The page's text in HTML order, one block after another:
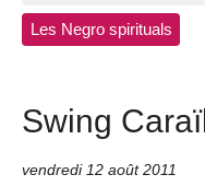
Les Negro spirituals
Swing
vendredi 12 août 2011